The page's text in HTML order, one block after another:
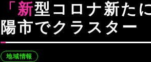
「新型コロナ新たに836人感染」米沢市と南
陽市でクラスター
地域情報